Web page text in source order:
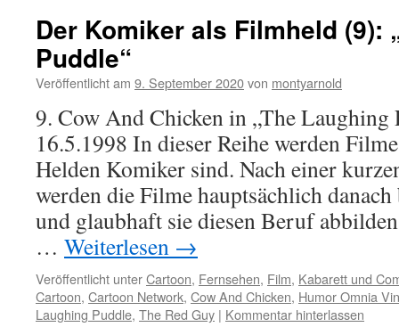
Der Komiker als Filmheld (9):
Puddle“
Veröffentlicht am 9. September 2020von montyarnold
9. Cow And Chicken in „The Laughing
16.5.1998 In dieser Reihe werden
Helden Komiker sind. Nach einer
werden die Filme hauptsächlich
und glaubhaft sie diesen Beruf
… Weiterlesen →
Veröffentlicht unterCartoon, Fernsehen, Film, Kabarett und
Cartoon, Cartoon Network, Cow And Chicken, Humor Omnia
Laughing Puddle, The Red Guy | Kommentar hinterlassen